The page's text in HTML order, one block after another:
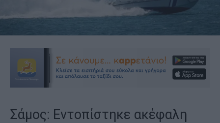
Σάμος: Εντοπίστηκε ακέφαλη